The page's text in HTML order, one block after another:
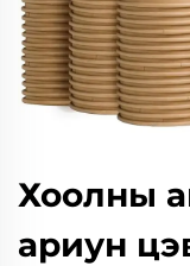
Хоолны
ариун